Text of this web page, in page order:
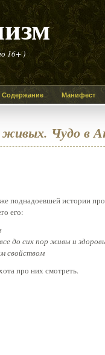
16+ )
Содержание Манифест
Чудо в
поднадоевшей истории
его:
до сих пор живы и
свойством
про них смотреть.